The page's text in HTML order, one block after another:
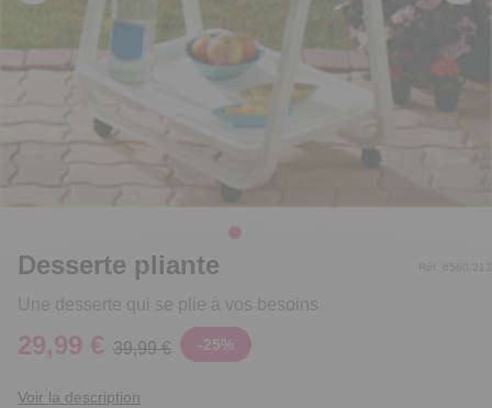
Desserte pliante
Une desserte qui se plie à vos besoins
Réf. 6560.213
29,99 € 39,99 € -25%
Voir la description